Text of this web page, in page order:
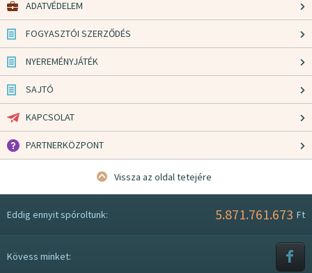
ADATVÉDELEM
FOGYASZTÓI SZERZŐDÉS
NYEREMÉNYJÁTÉK
SAJTÓ
KAPCSOLAT
PARTNERKÖZPONT
Vissza az oldal tetejére
Eddig ennyit spóroltunk: 5.871.761.673 Ft
Kövess minket: